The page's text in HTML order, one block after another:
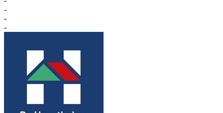
-
-
-